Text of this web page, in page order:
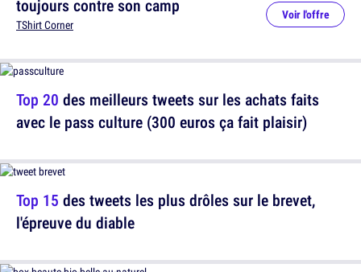
Top 20 des meilleurs tweets sur les achats faits
avec le pass culture (300 euros ça fait plaisir)
toujours contre son camp
TShirt Corner
Voir l'offre
Top 15 des tweets les plus drôles sur le brevet,
l'épreuve du diable